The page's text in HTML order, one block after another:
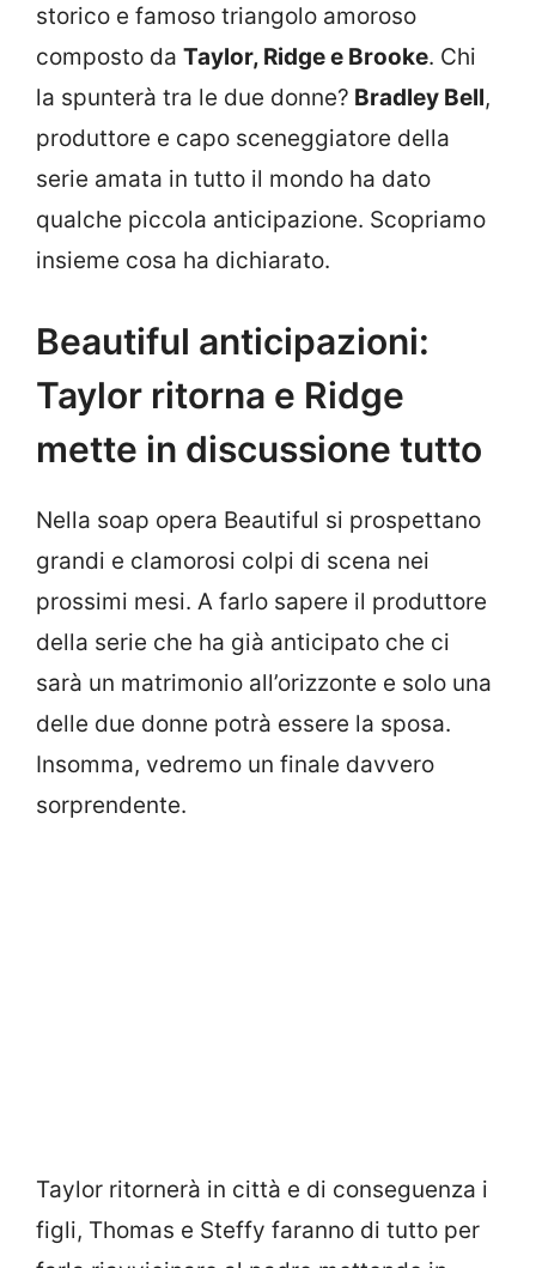
storico e famoso triangolo amoroso
composto da Taylor, Ridge e Brooke. Chi
la spunterà tra le due donne? Bradley Bell,
produttore e capo sceneggiatore della
serie amata in tutto il mondo ha dato
qualche piccola anticipazione. Scopriamo
insieme cosa ha dichiarato.
Beautiful anticipazioni:
Taylor ritorna e Ridge
mette in discussione tutto
Nella soap opera Beautiful si prospettano
grandi e clamorosi colpi di scena nei
prossimi mesi. A farlo sapere il produttore
della serie che ha già anticipato che ci
sarà un matrimonio all’orizzonte e solo una
delle due donne potrà essere la sposa.
Insomma, vedremo un finale davvero
sorprendente.
Taylor ritornerà in città e di conseguenza i
figli, Thomas e Steffy faranno di tutto per